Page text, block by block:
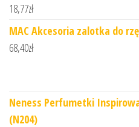
18,77zł
MAC Akcesoria zalotka do
68,40zł
Neness Perfumetki
(N204)